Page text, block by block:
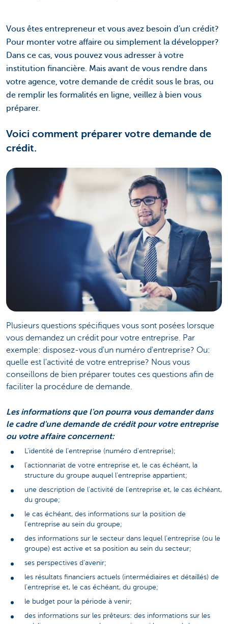
Vous êtes entrepreneur et vous avez besoin d'un crédit?
Pour monter votre affaire ou simplement la développer?
Dans ce cas, vous pouvez vous adresser à votre
institution financière. Mais avant de vous rendre dans
votre agence, votre demande de crédit sous le bras, ou
de remplir les formalités en ligne, veillez à bien vous
préparer.
Voici comment préparer votre demande de
crédit.
Plusieurs questions spécifiques vous sont posées lorsque
vous demandez un crédit pour votre entreprise. Par
exemple: disposez-vous d'un numéro d'entreprise? Ou:
quelle est l'activité de votre entreprise? Nous vous
conseillons de bien préparer toutes ces questions afin de
faciliter la procédure de demande.
Les informations que l'on pourra vous demander dans
le cadre d'une demande de crédit pour votre entreprise
ou votre affaire concernent:
L'identité de l'entreprise (numéro d'entreprise);
l'actionnariat de votre entreprise et, le cas échéant, la
structure du groupe auquel l'entreprise appartient;
une description de l'activité de l'entreprise et, le cas échéant,
du groupe;
le cas échéant, des informations sur la position de
l'entreprise au sein du groupe;
des informations sur le secteur dans lequel l'entreprise (ou le
groupe) est active et sa position au sein du secteur;
ses perspectives d'avenir;
les résultats financiers actuels (intermédiaires et détaillés) de
l'entreprise et, le cas échéant, du groupe;
le budget pour la période à venir;
des informations sur les prêteurs: des informations sur les